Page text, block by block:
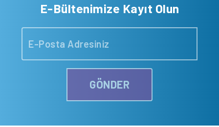
E-Bültenimize Kayıt Olun
GÖNDER